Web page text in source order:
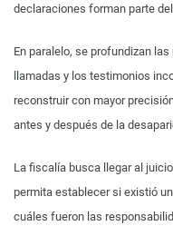
declaraciones forman parte
En paralelo, se profundizan
llamadas y los testimonios
reconstruir con mayor
antes y después de la
La fiscalía busca llegar al
permita establecer si existió
cuáles fueron las